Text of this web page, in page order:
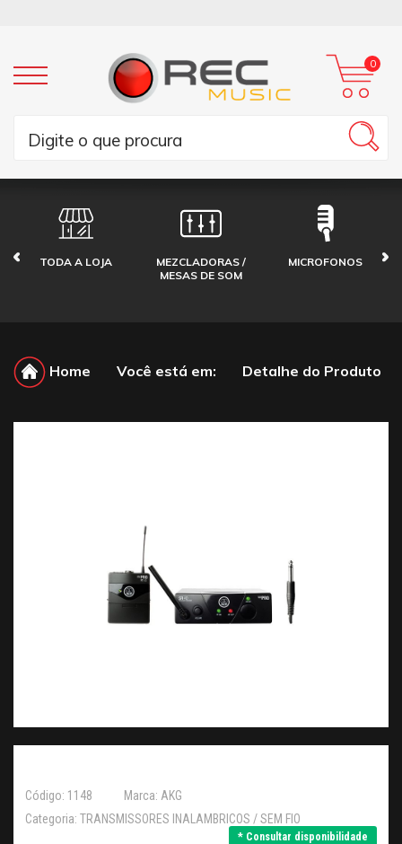
0
TODA A LOJA
MEZCLADORAS /
MESAS DE SOM
MICROFONOS
Home Você está em: Detalhe do Produto
Código: 1148
Marca: AKG
Categoria: TRANSMISSORES INALAMBRICOS / SEM FIO
* Consultar disponibilidade